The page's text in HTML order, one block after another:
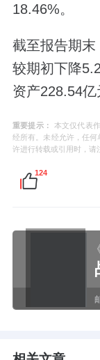
18.46%。
截至报告期末
较期初下降
资产228.54亿
重要提示：
本文仅代表
经所有。未经允许，任
许进行转载或引用时，请
124